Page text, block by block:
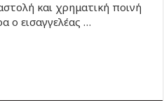
και χρηματική ποινή
ο εισαγγελέας …